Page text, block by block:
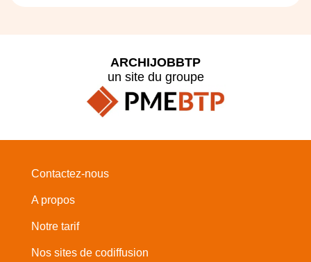
ARCHIJOBBTP
un site du groupe
Contactez-nous
A propos
Notre tarif
Nos sites de codiffusion